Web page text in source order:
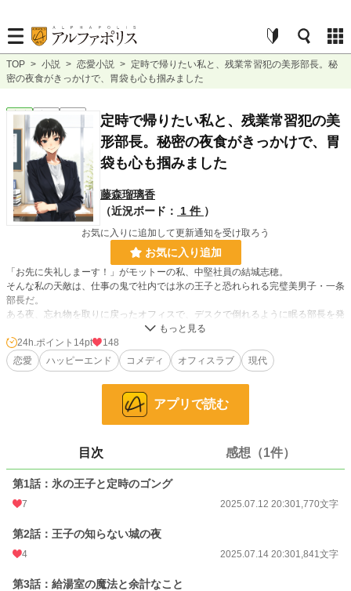
TOP > 小説 > 恋愛小説 > 定時で帰りたい私と、残業常習犯の美形部長。秘
密の夜食がきっかけで、胃袋も心も掴みました
恋愛
定時で帰りたい私と、残業常習犯の美
形部長。秘密の夜食がきっかけで、胃
袋も心も掴みました
藤森瑠璃香
（近況ボード：
1 件 ）
お気に入りに追加して更新通知を受け取ろう
お気に入り追加
「お先に失礼しまーす！」がモットーの私、中堅社員の結城志穂。
そんな私の天敵は、仕事の鬼で社内では氷の王子と恐れられる完璧美男子・一条
部長だ。
ある夜、忘れ物を取りに戻ったオフィスで、デスクで倒れるように眠る部長を発
見してしまう。差し入れた温かいスープを、彼は疲れ切った顔で、でも少しだけ
嬉しそうに飲んでくれた。
その日を境に、誰もいないオフィスでの「秘密の夜食」が始まった。
仕事では見せない、少しだけ抜けた素顔、美味しそうにご飯を食べる姿、ふとし
た時に見せる優しい笑顔。
会社での厳しい上司と、二人きりの時の可愛い人。そのギャップを知ってしまっ
たら、もう、ただの上司だなんて思えない。
これは、美味しいご飯から始まる、少し大人で、甘くて温かいオフィスラブ。
30,185 位 / 228,638 件
恋愛 12,910 位 / 66,327 件
24h.ポイント 14pt
148
恋愛
ハッピーエンド コメディ オフィスラブ 現代
アプリで読む
目次 感想（1件）
第1話：氷の王子と定時のゴング
7 2025.07.12 20:301,770文字
第2話：王子の知らない城の夜
4 2025.07.14 20:301,841文字
第3話：給湯室の魔法と余計なこと